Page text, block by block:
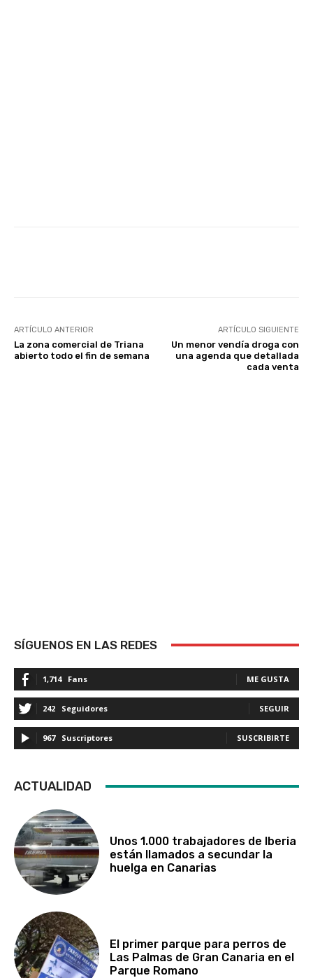
ARTÍCULO ANTERIOR
La zona comercial de Triana
abierto todo el fin de semana
ARTÍCULO SIGUIENTE
Un menor vendía droga con
una agenda que detallada
cada venta
SÍGUENOS EN LAS REDES
1,714 Fans ME GUSTA
242 Seguidores SEGUIR
967 Suscriptores SUSCRIBIRTE
ACTUALIDAD
Unos 1.000 trabajadores de Iberia
están llamados a secundar la
huelga en Canarias
El primer parque para perros de
Las Palmas de Gran Canaria en el
Parque Romano